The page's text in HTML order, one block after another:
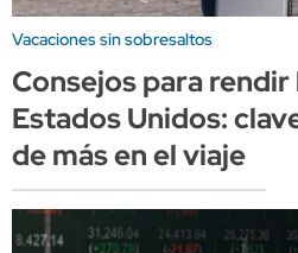
Vacaciones sin sobresaltos
Consejos para rendir
Estados Unidos:
de más en el viaje